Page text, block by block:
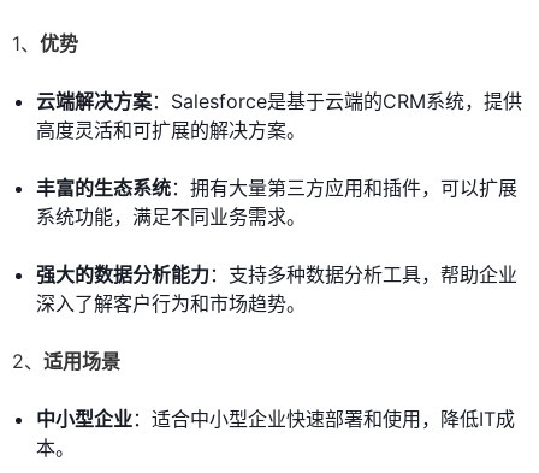
1、 优势
云端解决方案：Salesforce是基于云端的CRM系统，提供
高度灵活和可扩展的解决方案。
丰富的生态系统：拥有大量第三方应用和插件，可以扩展
系统功能，满足不同业务需求。
强大的数据分析能力：支持多种数据分析工具，帮助企业
深入了解客户行为和市场趋势。
2、 适用场景
中小型企业：适合中小型企业快速部署和使用，降低IT成
本。